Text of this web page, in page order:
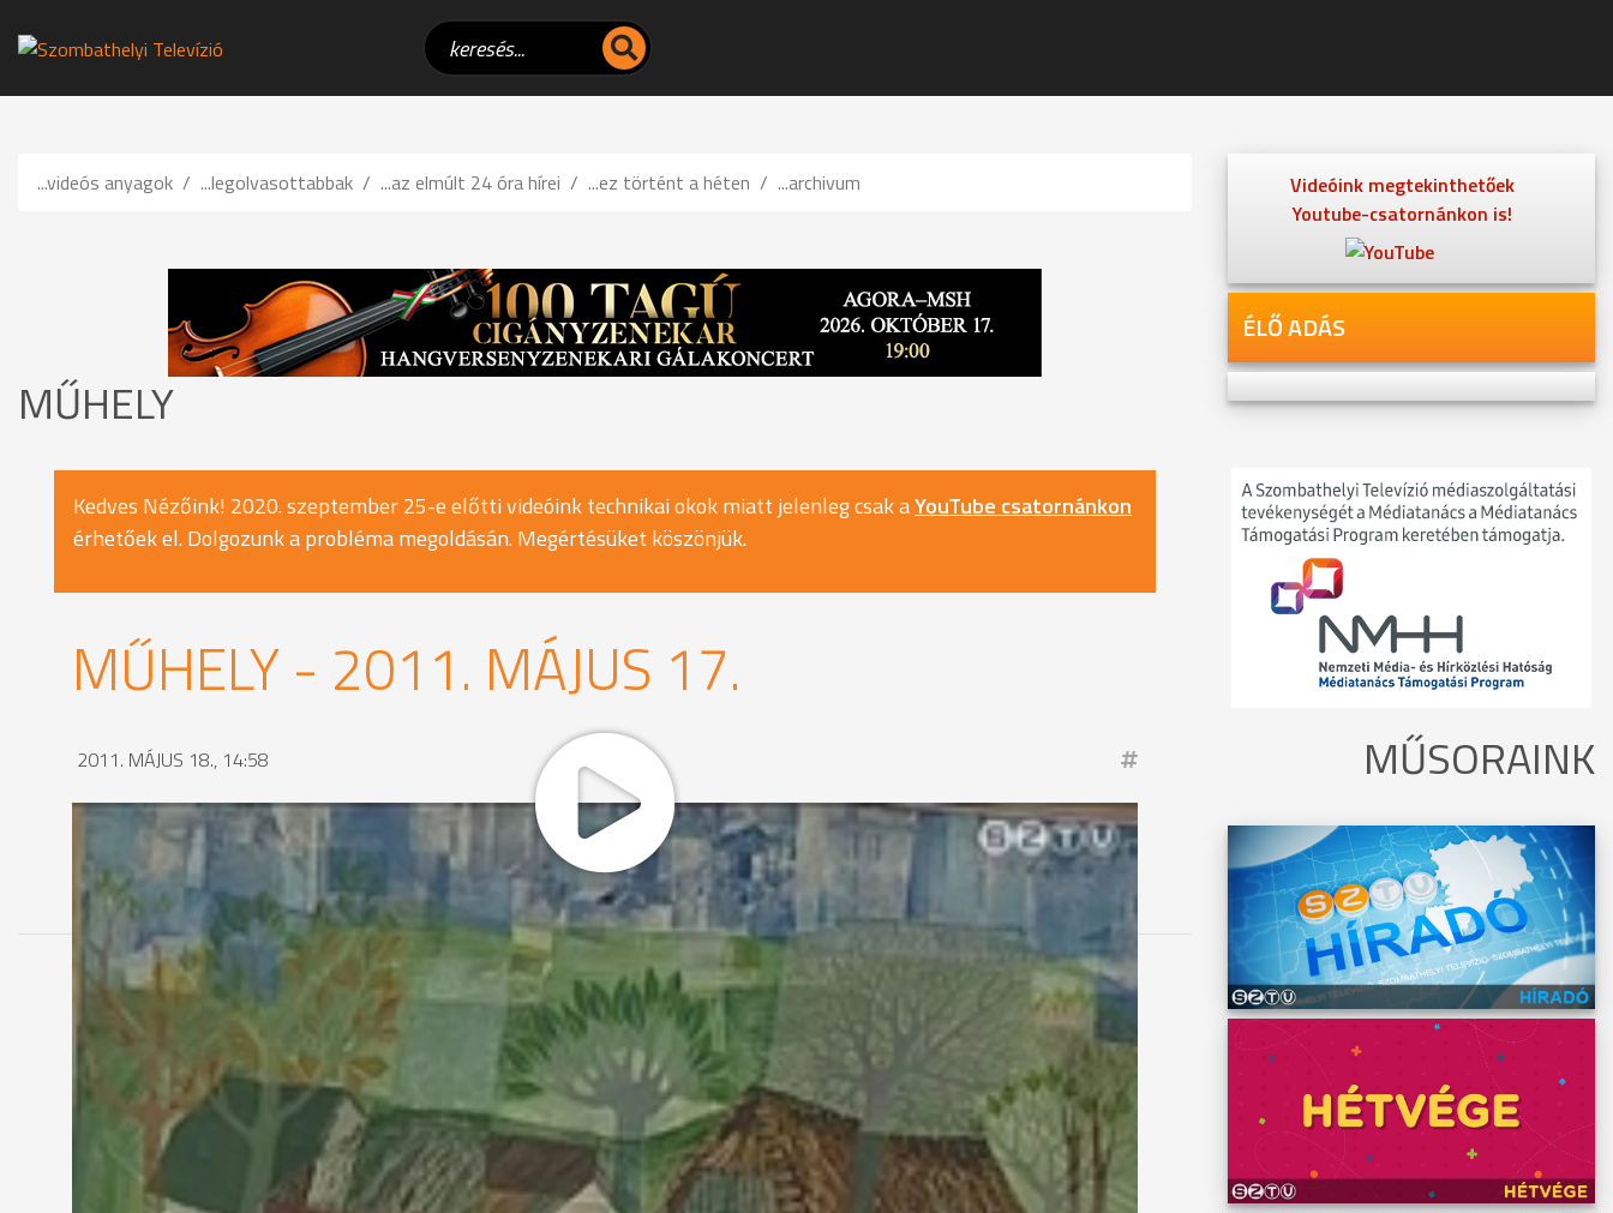
...videós anyagok ...legolvasottabbak ...az elmúlt 24 óra hírei ...ez történt a héten ...archivum
MŰHELY
Kedves Nézőink! 2020. szeptember 25-e előtti videóink technikai okok miatt jelenleg csak aYouTube csatornánkon
érhetőek el. Dolgozunk a probléma megoldásán. Megértésüket köszönjük.
MŰHELY - 2011. MÁJUS 17.
2011. MÁJUS 18., 14:58
MEGOSZTÁS
Videóink megtekinthetőek
Youtube-csatornánkon is!
ÉLŐ ADÁS
MŰSORAINK